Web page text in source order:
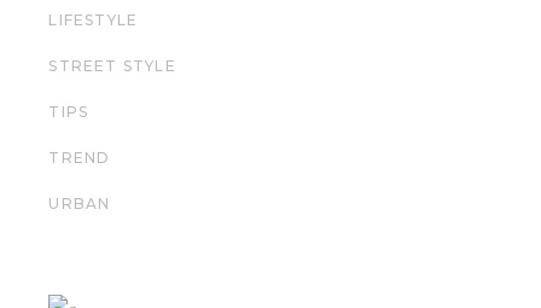
LIFESTYLE
STREET STYLE
TIPS
TREND
URBAN